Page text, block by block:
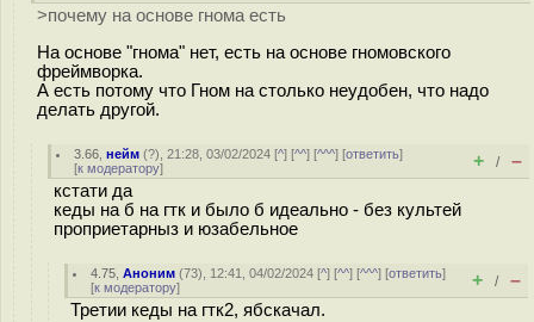
>почему на основе гнома есть
На основе "гнома" нет, есть на основе гномовского
фреймворка.
А есть потому что Гном на столько неудобен, что надо
делать другой.
3.66 ,нейм (?), 21:28, 03/02/2024 [^] [^^] [^^^] [ответить]
[к модератору] + / –
кстати да
кеды на б на гтк и было б идеально - без культей
проприетарныз и юзабельное
4.75 ,Аноним (73), 12:41, 04/02/2024 [^] [^^] [^^^] [ответить]
[к модератору] + / –
Третии кеды на гтк2, ябскачал.